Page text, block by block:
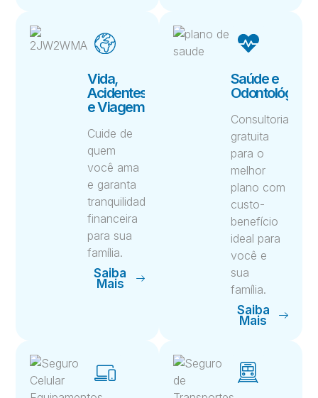
Vida,
Acidentes
e Viagem
Cuide de
quem
você ama
e garanta
tranquilidade
financeira
para sua
família.
Saiba
Mais
Saúde e
Odontológico
Consultoria
gratuita
para o
melhor
plano com
custo-
benefício
ideal para
você e
sua
família.
Saiba
Mais